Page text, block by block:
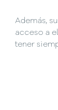
Además,
acceso a
tener